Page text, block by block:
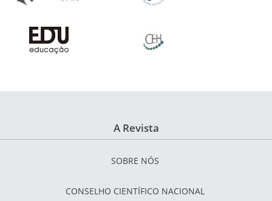
A Revista
SOBRE NÓS
CONSELHO CIENTÍFICO NACIONAL